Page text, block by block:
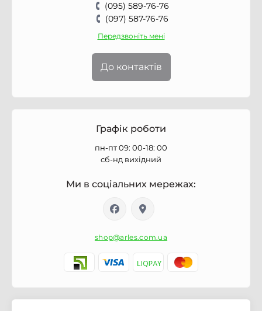
(095) 589-76-76
(097) 587-76-76
Передзвоніть мені
До контактів
Графік роботи
пн-пт 09: 00-18: 00
сб-нд вихідний
Ми в соціальних мережах:
shop@arles.com.ua